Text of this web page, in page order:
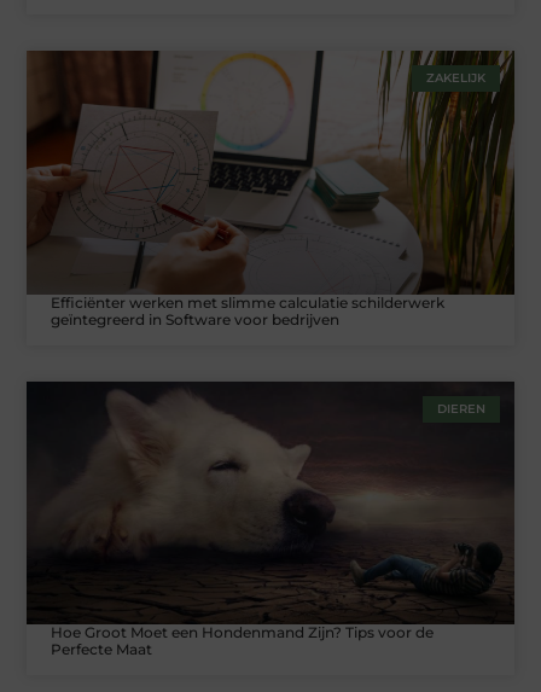
ZAKELIJK
Efficiënter werken met slimme calculatie schilderwerk
geïntegreerd in Software voor bedrijven
DIEREN
Hoe Groot Moet een Hondenmand Zijn? Tips voor de
Perfecte Maat